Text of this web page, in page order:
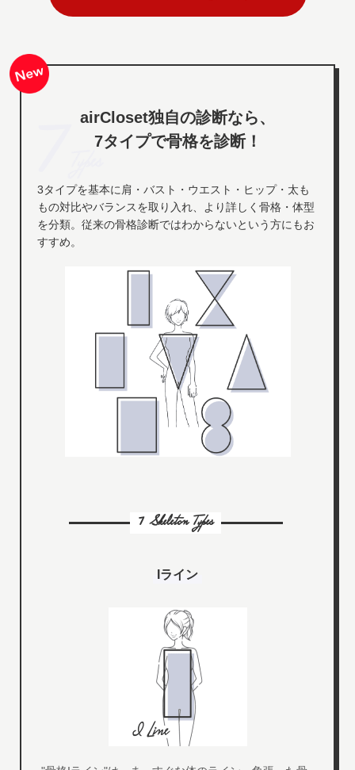
airCloset独自の診断なら、
7タイプで骨格を診断！
3タイプを基本に肩・バスト・ウエスト・ヒップ・太も
もの対比やバランスを取り入れ、より詳しく骨格・体型
を分類。従来の骨格診断ではわからないという方にもお
すすめ。
7 Skeleton Types
Iライン